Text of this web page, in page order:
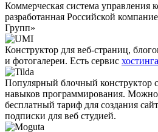
Коммерческая система управления
разработанная Российской
Групп»
Конструктор для веб-страниц,
и фотогалереи. Есть сервис хостинга
Популярный блочный конструктор
навыков программирования. Можно
бесплатный тариф для создания
подписки для веб студией.